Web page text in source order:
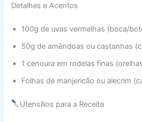
Detalhes e Acentos
100g de uvas vermelhas (boca/
50g de amêndoas ou castanhas
1 cenoura em rodelas finas
Folhas de manjericão ou alecrim
Utensílios para a Receita